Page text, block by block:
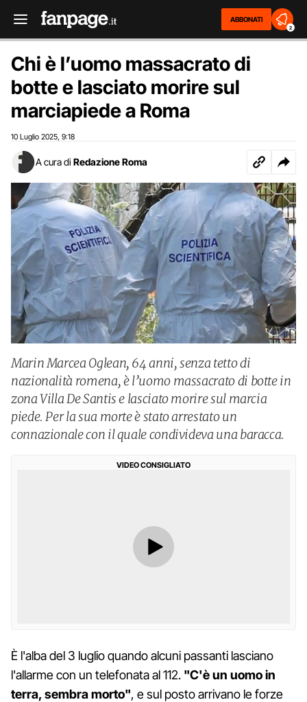
ABBONATI
2
Chi è l’uomo massacrato di
botte e lasciato morire sul
marciapiede a Roma
10 Luglio 2025 9:18
A cura di Redazione Roma
Marin Marcea Oglean, 64 anni, senza tetto di
nazionalità romena, è l’uomo massacrato di botte in
zona Villa De Santis e lasciato morire sul marcia
piede. Per la sua morte è stato arrestato un
connazionale con il quale condivideva una baracca.
VIDEO CONSIGLIATO
È l'alba del 3 luglio quando alcuni passanti lasciano
l'allarme con un telefonata al 112. "C'è un uomo in
terra, sembra morto", e sul posto arrivano le forze